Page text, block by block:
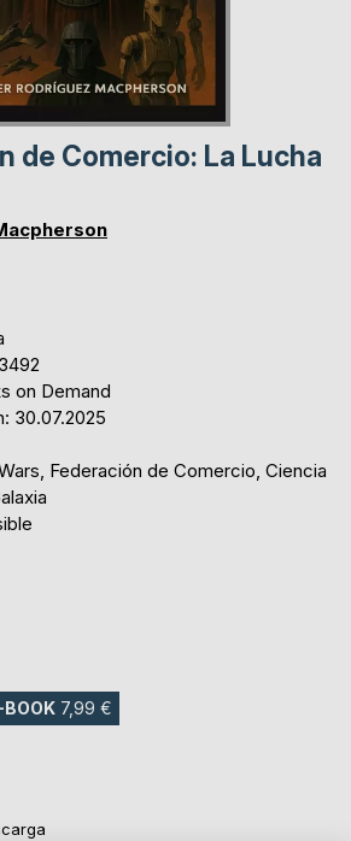
de Comercio: La Lucha
on Demand
30.07.2025
Federación de Comercio, Ciencia
BOOK 7,99 €